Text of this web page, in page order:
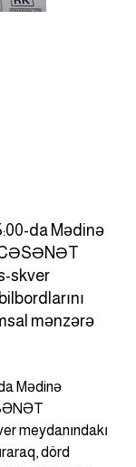
da Mədinə
skver
mənzərə
Mədinə
meydanındakı
dörd